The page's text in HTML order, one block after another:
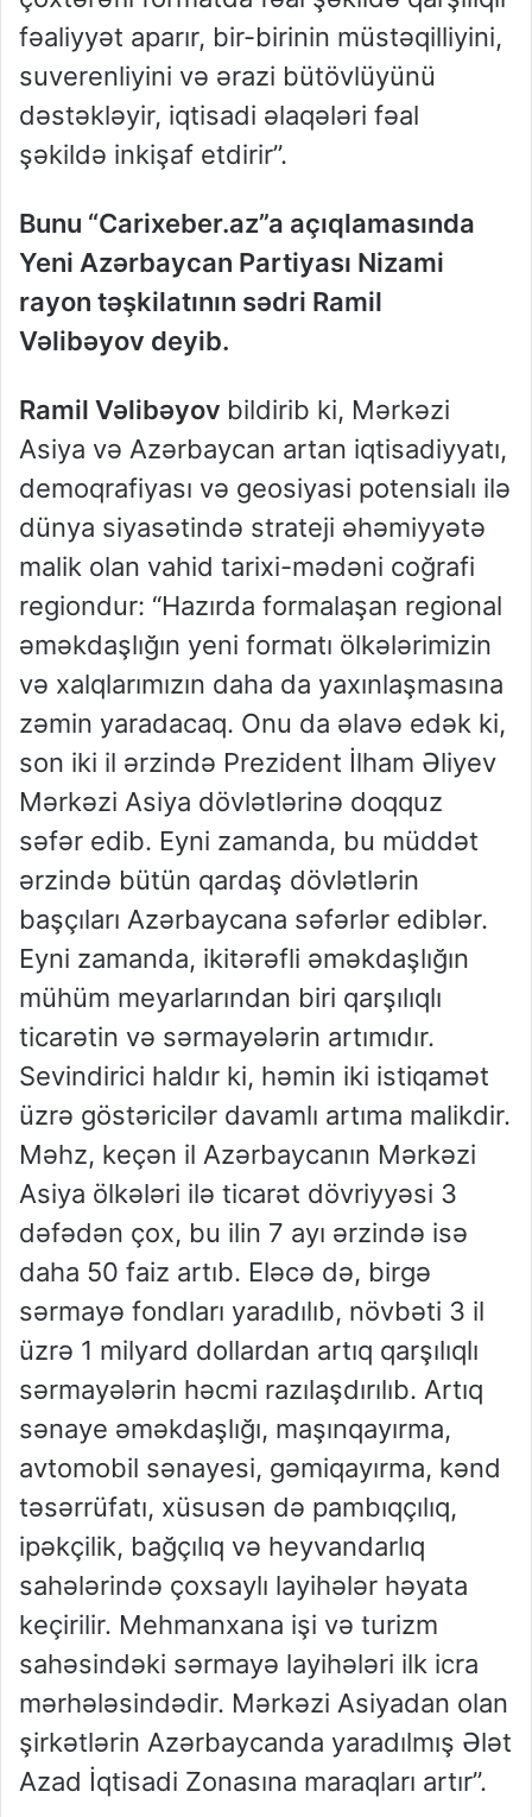
fəaliyyət aparır, bir-birinin müstəqilliyini,
suverenliyini və ərazi bütövlüyünü
dəstəkləyir, iqtisadi əlaqələri fəal
şəkildə inkişaf etdirir”.
Bunu “Carixeber.az”a açıqlamasında
Yeni Azərbaycan Partiyası Nizami
rayon təşkilatının sədri Ramil
Vəlibəyov deyib.
Ramil Vəlibəyov bildirib ki, Mərkəzi
Asiya və Azərbaycan artan iqtisadiyyatı,
demoqrafiyası və geosiyasi potensialı ilə
dünya siyasətində strateji əhəmiyyətə
malik olan vahid tarixi-mədəni coğrafi
regiondur: “Hazırda formalaşan regional
əməkdaşlığın yeni formatı ölkələrimizin
və xalqlarımızın daha da yaxınlaşmasına
zəmin yaradacaq. Onu da əlavə edək ki,
son iki il ərzində Prezident İlham Əliyev
Mərkəzi Asiya dövlətlərinə doqquz
səfər edib. Eyni zamanda, bu müddət
ərzində bütün qardaş dövlətlərin
başçıları Azərbaycana səfərlər ediblər.
Eyni zamanda, ikitərəfli əməkdaşlığın
mühüm meyarlarından biri qarşılıqlı
ticarətin və sərmayələrin artımıdır.
Sevindirici haldır ki, həmin iki istiqamət
üzrə göstəricilər davamlı artıma malikdir.
Məhz, keçən il Azərbaycanın Mərkəzi
Asiya ölkələri ilə ticarət dövriyyəsi 3
dəfədən çox, bu ilin 7 ayı ərzində isə
daha 50 faiz artıb. Eləcə də, birgə
sərmayə fondları yaradılıb, növbəti 3 il
üzrə 1 milyard dollardan artıq qarşılıqlı
sərmayələrin həcmi razılaşdırılıb. Artıq
sənaye əməkdaşlığı, maşınqayırma,
avtomobil sənayesi, gəmiqayırma, kənd
təsərrüfatı, xüsusən də pambıqçılıq,
ipəkçilik, bağçılıq və heyvandarlıq
sahələrində çoxsaylı layihələr həyata
keçirilir. Mehmanxana işi və turizm
sahəsindəki sərmayə layihələri ilk icra
mərhələsindədir. Mərkəzi Asiyadan olan
şirkətlərin Azərbaycanda yaradılmış Ələt
Azad İqtisadi Zonasına maraqları artır”.